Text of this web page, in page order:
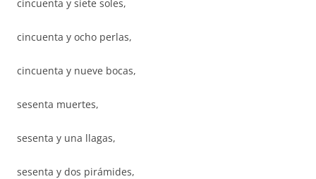
cincuenta y siete soles,
cincuenta y ocho perlas,
cincuenta y nueve bocas,
sesenta muertes,
sesenta y una llagas,
sesenta y dos pirámides,